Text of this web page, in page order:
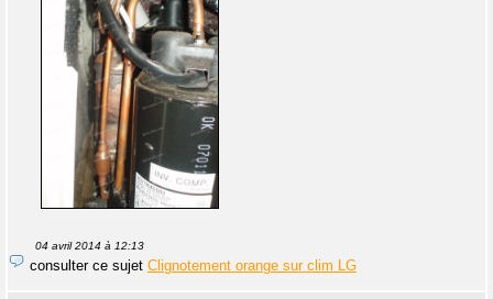
04 avril 2014 à 12:13
consulter ce sujet Clignotement orange sur clim LG